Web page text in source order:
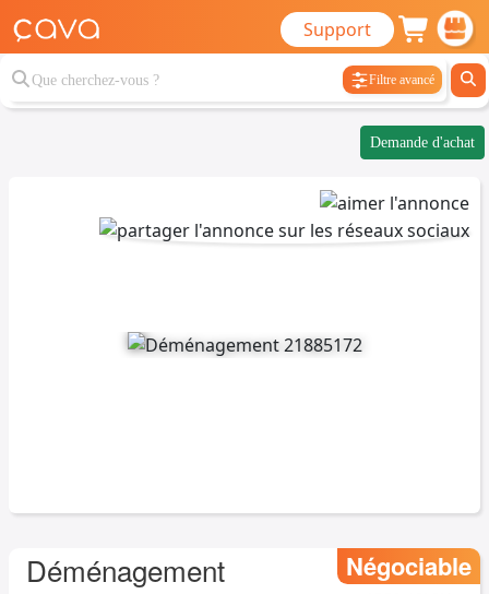
Support
Filtre avancé
Demande d'achat
Déménagement
Négociable